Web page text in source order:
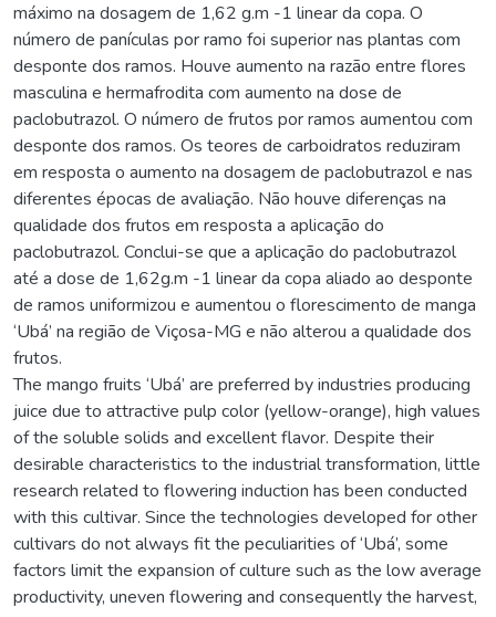
máximo na dosagem de 1,62 g.m -1 linear da copa. O
número de panículas por ramo foi superior nas plantas com
desponte dos ramos. Houve aumento na razão entre flores
masculina e hermafrodita com aumento na dose de
paclobutrazol. O número de frutos por ramos aumentou com
desponte dos ramos. Os teores de carboidratos reduziram
em resposta o aumento na dosagem de paclobutrazol e nas
diferentes épocas de avaliação. Não houve diferenças na
qualidade dos frutos em resposta a aplicação do
paclobutrazol. Conclui-se que a aplicação do paclobutrazol
até a dose de 1,62g.m -1 linear da copa aliado ao desponte
de ramos uniformizou e aumentou o florescimento de manga
‘Ubá’ na região de Viçosa-MG e não alterou a qualidade dos
frutos.
The mango fruits ‘Ubá’ are preferred by industries producing
juice due to attractive pulp color (yellow-orange), high values
of the soluble solids and excellent flavor. Despite their
desirable characteristics to the industrial transformation, little
research related to flowering induction has been conducted
with this cultivar. Since the technologies developed for other
cultivars do not always fit the peculiarities of ‘Ubá’, some
factors limit the expansion of culture such as the low average
productivity, uneven flowering and consequently the harvest,